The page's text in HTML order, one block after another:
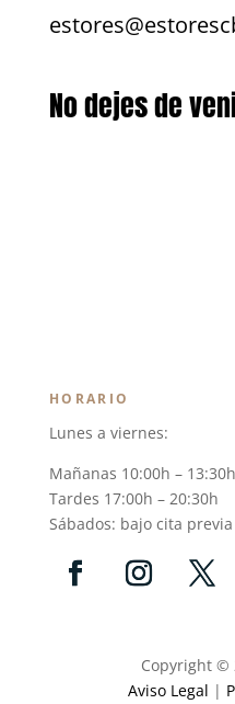
No dejes de
HORARIO
Lunes a viernes:
Mañanas 10:00h – 13:30h
Tardes 17:00h – 20:30h
Sábados: bajo cita previa
Copyright ©
Aviso Legal |